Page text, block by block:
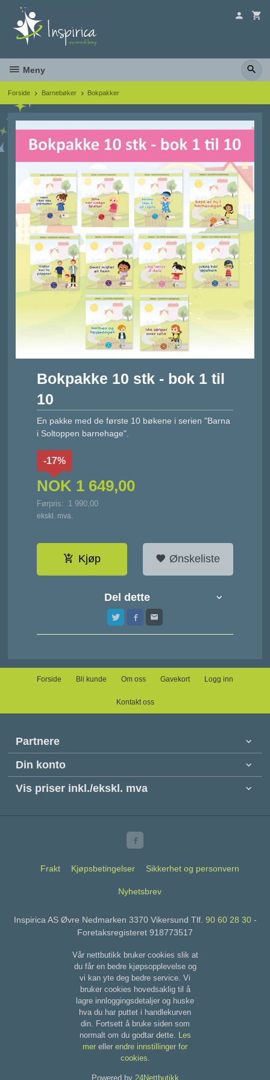
innholdet
Meny
Forside Barnebøker Bokpakker
Bokpakke 10 stk - bok 1 til
10
En pakke med de første 10 bøkene i serien "Barna
i Soltoppen barnehage".
NOK 1 649,00
Førpris: 1 990,00
Rabatt
-17%
ekskl. mva.
Kjøp Ønskeliste
Del dette
Forside Bli kunde Om oss Gavekort Logg inn
Kontakt oss
Partnere
Din konto
Vis priser inkl./ekskl. mva
Frakt Kjøpsbetingelser Sikkerhet og personvern
Nyhetsbrev
Inspirica AS Øvre Nedmarken 3370 Vikersund Tlf. 90 60 28 30-
Foretaksregisteret 918773517
Vår nettbutikk bruker cookies slik at
du får en bedre kjøpsopplevelse og
vi kan yte deg bedre service. Vi
bruker cookies hovedsaklig til å
lagre innloggingsdetaljer og huske
hva du har puttet i handlekurven
din. Fortsett å bruke siden som
normalt om du godtar dette. Les
mer eller endre innstillinger for
cookies.
Powered by 24Nettbutikk